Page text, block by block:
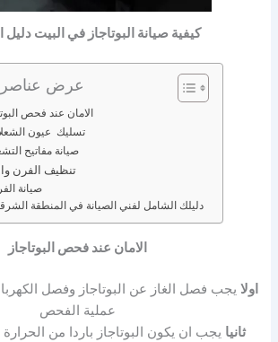
كيفية صيانة البوتاجاز في البيت دليل
عرض عناصر
الامان عند فحص
تسليك عيون
صيانة مفاتيح
تنظيف الفرن
صيانة
دليلك الشامل لفني الصيانة في المنطقة
الامان عند فحص البوتاجاز
اولا يجب فصل الغاز عن البوتاجاز وفصل
عملية الفحص
ثانيا يجب ان يكون البوتاجاز باردا من